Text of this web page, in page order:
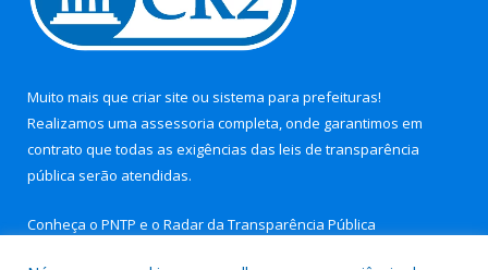
Muito mais que criar site ou sistema para prefeituras!
Realizamos uma assessoria completa, onde garantimos em
contrato que todas as exigências das leis de transparência
pública serão atendidas.
Conheça o PNTP e o Radar da Transparência Pública